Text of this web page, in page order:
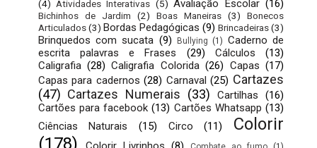
(4) Atividades Interativas (5) Avaliação Escolar (16)
Bichinhos de Jardim (2) Boas Maneiras (3)
Bonecos
Articulados (3) Bordas Pedagógicas (9) Brincadeiras(3)
Brinquedos com sucata (9) Bullying (1) Caderno de
escrita palavras e Frases
(29) Cálculos
(13)
Caligrafia (28) Caligrafia Colorida (26) Capas (17)
Capas para cadernos (28) Carnaval (25) Cartazes
(47) Cartazes Numerais (33) Cartilhas
(16)
Cartões para facebook (13) Cartões Whatsapp (13)
Ciências Naturais
(15) Circo (11)
Colorir
(178)